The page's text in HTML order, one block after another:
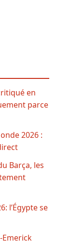
en
parce
2026 :
Barça, les
l’Égypte se
Emerick